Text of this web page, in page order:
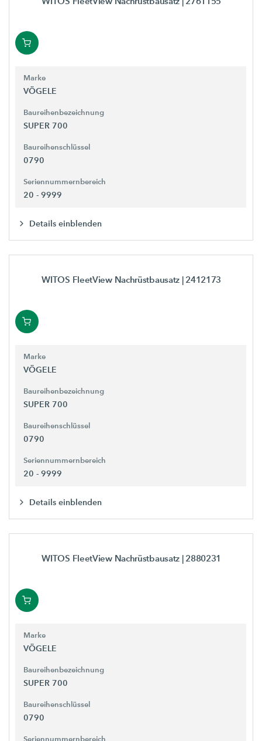
Marke
VÖGELE
Baureihenbezeichnung
SUPER 700
Baureihenschlüssel
0790
Seriennummernbereich
20 - 9999
Details einblenden
WITOS FleetView Nachrüstbausatz | 2412173
Marke
VÖGELE
Baureihenbezeichnung
SUPER 700
Baureihenschlüssel
0790
Seriennummernbereich
20 - 9999
Details einblenden
WITOS FleetView Nachrüstbausatz | 2880231
Marke
VÖGELE
Baureihenbezeichnung
SUPER 700
Baureihenschlüssel
0790